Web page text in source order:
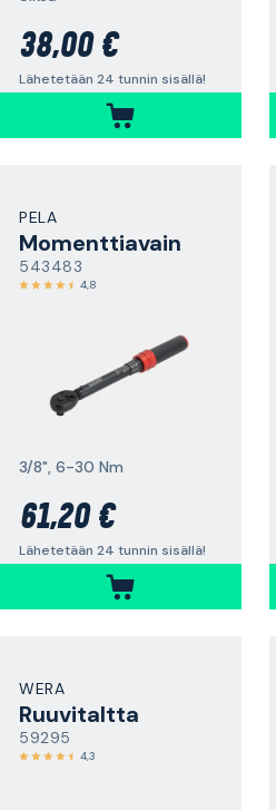
38,00 €
Lähetetään 24 tunnin sisällä!
PELA
Momenttiavain
543483
4,8
3/8", 6-30 Nm
61,20 €
Lähetetään 24 tunnin sisällä!
WERA
Ruuvitaltta
59295
4,3